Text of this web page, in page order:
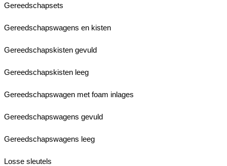
Gereedschapsets
Gereedschapswagens en kisten
Gereedschapskisten gevuld
Gereedschapskisten leeg
Gereedschapswagen met foam inlages
Gereedschapswagens gevuld
Gereedschapswagens leeg
Losse sleutels